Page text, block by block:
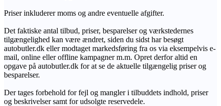
Priser inkluderer moms og andre eventuelle afgifter.
Det faktiske antal tilbud, priser, besparelser og værkstedernes
tilgængelighed kan være ændret, siden du sidst har besøgt
autobutler.dk eller modtaget markedsføring fra os via eksempelvis e-
mail, online eller offline kampagner m.m. Opret derfor altid en
opgave på autobutler.dk for at se de aktuelle tilgængelig priser og
besparelser.
Der tages forbehold for fejl og mangler i tilbuddets indhold, priser
og beskrivelser samt for udsolgte reservedele.